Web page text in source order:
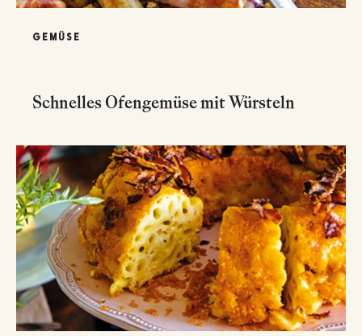
GEMÜSE
Schnelles Ofengemüse mit Würsteln